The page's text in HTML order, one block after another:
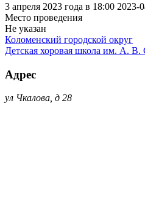
3 апреля 2023 года в 18:00 2023-
Место проведения
Не указан
Коломенский городской округ
Детская хоровая школа им. А. В.
Адрес
ул Чкалова, д 28